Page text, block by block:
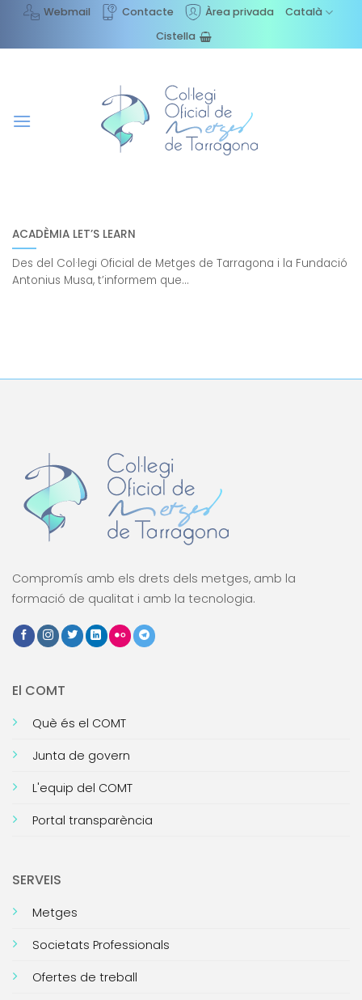
content
Webmail Contacte Àrea privada
Català
Cistella
ACADÈMIA LET’S LEARN
Des del Col·legi Oficial de Metges de Tarragona i la Fundació
Antonius Musa, t’informem que...
Compromís amb els drets dels metges, amb la
formació de qualitat i amb la tecnologia.
El COMT
Què és el COMT
Junta de govern
L'equip del COMT
Portal transparència
SERVEIS
Metges
Societats Professionals
Ofertes de treball